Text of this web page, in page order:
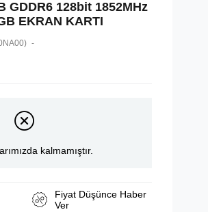
GDDR6 128bit 1852MHz
EKRAN KARTI
kalmamıştır.
Fiyat Düşünce Haber
Ver